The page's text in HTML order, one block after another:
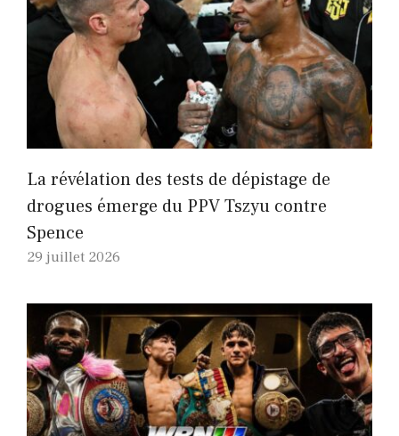
La révélation des tests de dépistage de
drogues émerge du PPV Tszyu contre
Spence
29 juillet 2026